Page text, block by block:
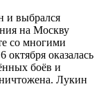
и выбрался
на Москву
со многими
оказалась
боёв и
Лукин